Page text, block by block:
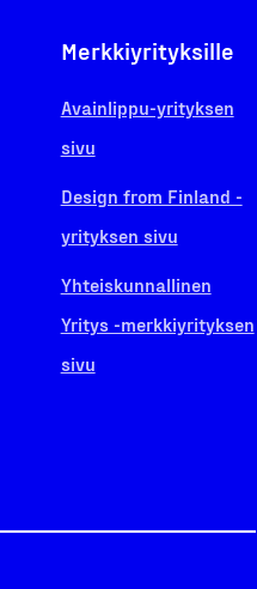
Merkkiyrityksille
Avainlippu-yrityksen
sivu
Design from Finland -
yrityksen sivu
Yhteiskunnallinen
Yritys -merkkiyrityksen
sivu